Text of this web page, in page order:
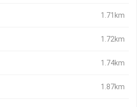
1.71km
1.72km
1.74km
1.87km